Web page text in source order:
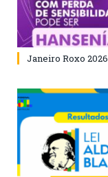
Janeiro Roxo 2026